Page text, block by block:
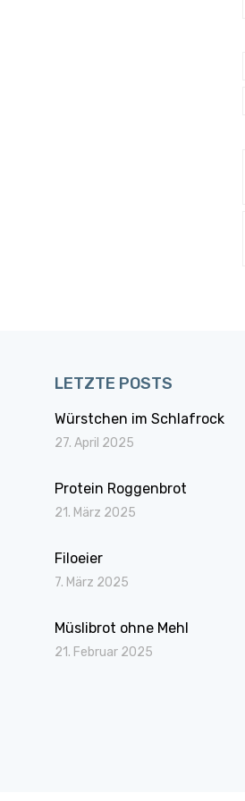
LETZTE POSTS
Würstchen im Schlafrock
27. April 2025
Protein Roggenbrot
21. März 2025
Filoeier
7. März 2025
Müslibrot ohne Mehl
21. Februar 2025